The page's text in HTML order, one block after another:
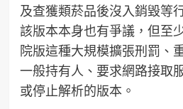
及查獲類菸品後沒入銷毀等
該版本本身也有爭議，但至
院版這種大規模擴張刑罰、
一般持有人、要求網路接取
或停止解析的版本。